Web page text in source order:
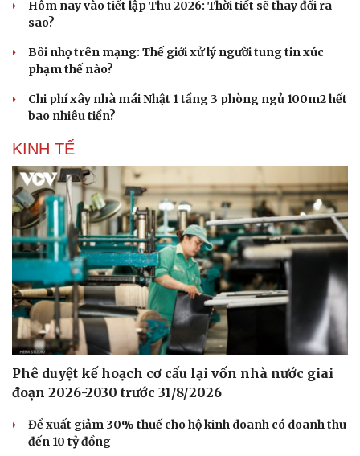
Dinh dưỡng - món ngon
Cây thuốc
Sản phụ khoa
Nhi khoa
Nam khoa
Làm đẹp - giảm cân
Phòng mạch online
Đời sống
Nhà đẹp
Blog
Tình yêu - Gia đình
Hôm nay vào tiết lập Thu 2026: Thời tiết sẽ thay đổi ra
sao?
Bôi nhọ trên mạng: Thế giới xử lý người tung tin xúc
phạm thế nào?
Chi phí xây nhà mái Nhật 1 tầng 3 phòng ngủ 100m2 hết
bao nhiêu tiền?
KINH TẾ
Phê duyệt kế hoạch cơ cấu lại vốn nhà nước giai
đoạn 2026-2030 trước 31/8/2026
Đề xuất giảm 30% thuế cho hộ kinh doanh có doanh thu
đến 10 tỷ đồng